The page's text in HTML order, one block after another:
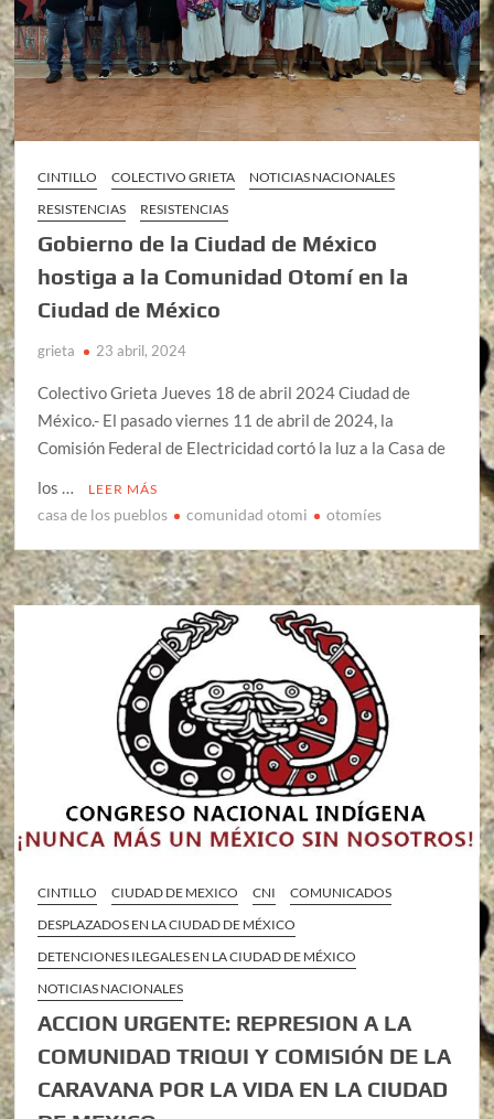
CINTILLO COLECTIVO GRIETA
NOTICIAS NACIONALES
RESISTENCIAS
RESISTENCIAS
Gobierno de la Ciudad de México
hostiga a la Comunidad Otomí en la
Ciudad de México
grieta 23 abril, 2024
Colectivo Grieta Jueves 18 de abril 2024 Ciudad de
México.- El pasado viernes 11 de abril de 2024, la
Comisión Federal de Electricidad cortó la luz a la Casa de
los …
LEER MÁS
casa de los pueblos comunidad otomi otomíes
CINTILLO CIUDAD DE MEXICO CNI
COMUNICADOS
DESPLAZADOS EN LA CIUDAD DE MÉXICO
DETENCIONES ILEGALES EN LA CIUDAD DE MÉXICO
NOTICIAS NACIONALES
ACCION URGENTE: REPRESION A LA
COMUNIDAD TRIQUI Y COMISIÓN DE LA
CARAVANA POR LA VIDA EN LA CIUDAD